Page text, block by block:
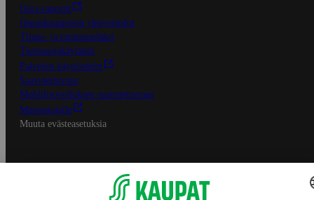
Oiva-raportit
Osuuskauppojen yhteystiedot
Tilaus- ja toimitusehdot
Tietosuojakäytäntö
Palvelun käyttöehdot
Saavutettavuus
Mobiilisovelluksen saavutettavuus
Mainostajalle
Muuta evästeasetuksia
S-ryhmän palvelut